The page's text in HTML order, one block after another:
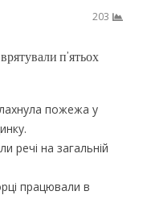
203
п’ятьох
пожежа у
речі на загальній
працювали в